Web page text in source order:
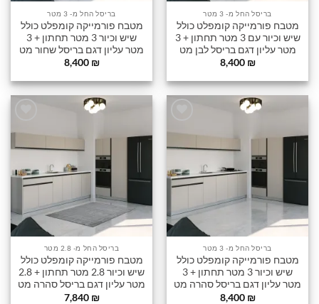
בריסל החל מ- 3 מטר
מטבח פורמייקה קומפלט כולל
שיש וכיור עם 3 מטר תחתון + 3
מטר עליון דגם בריסל לבן מט
8,400 ₪
בריסל החל מ- 3 מטר
מטבח פורמייקה קומפלט כולל
שיש וכיור 3 מטר תחתון + 3
מטר עליון דגם בריסל שחור מט
8,400 ₪
שלי
בריסל החל מ- 3 מטר
מטבח פורמייקה קומפלט כולל
שיש וכיור 3 מטר תחתון + 3
מטר עליון דגם בריסל סהרה מט
8,400 ₪
הוסף
שלי
בריסל החל מ- 2.8 מטר
מטבח פורמייקה קומפלט כולל
שיש וכיור 2.8 מטר תחתון + 2.8
מטר עליון דגם בריסל סהרה מט
7,840 ₪